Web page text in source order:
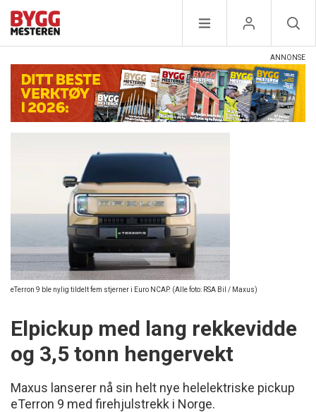
eTerron 9 ble nylig tildelt fem stjerner i Euro NCAP. (Alle foto: RSA Bil / Maxus)
Elpickup med lang rekkevidde
og 3,5 tonn hengervekt
Maxus lanserer nå sin helt nye helelektriske pickup
eTerron 9 med firehjulstrekk i Norge.